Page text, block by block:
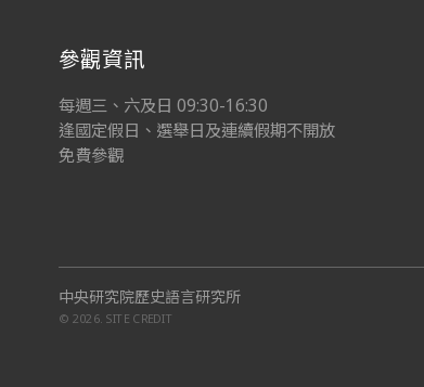
參觀資訊
每週三、六及日 09:30-16:30
逢國定假日、選舉日及連續假期不開放
免費參觀
中央研究院歷史語言研究所
© 2026. SITE CREDIT